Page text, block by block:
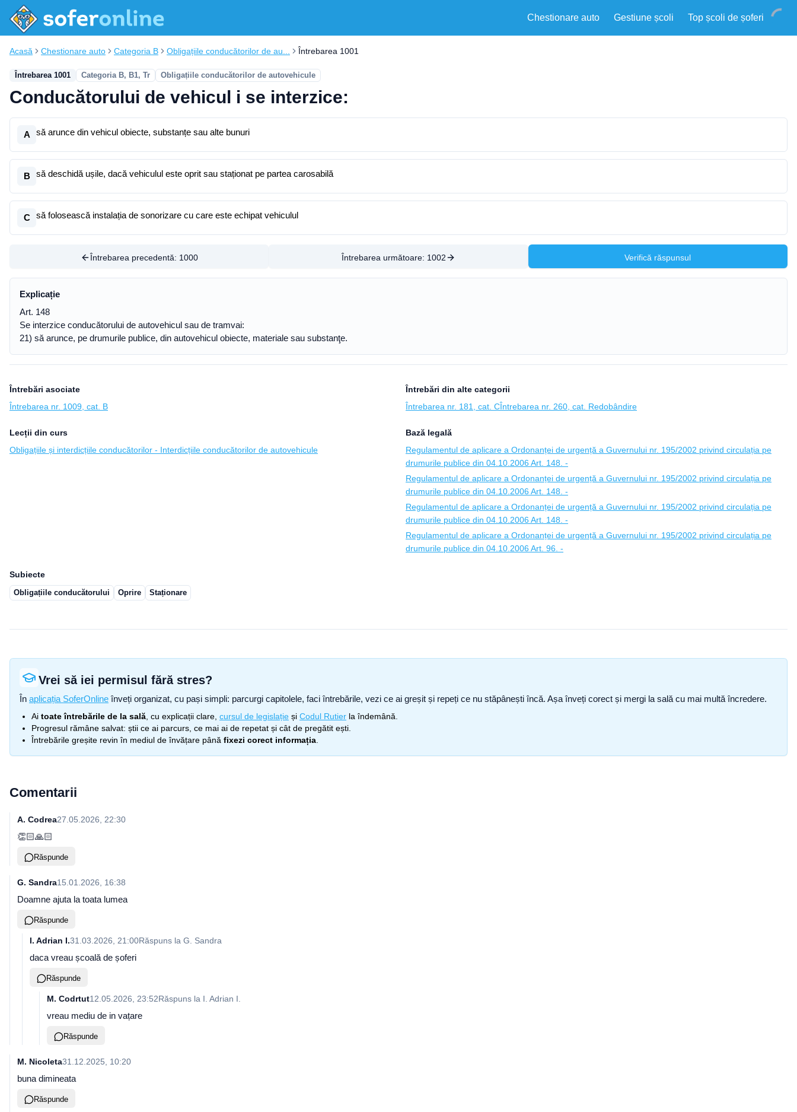
Chestionare auto Gestiune școli Top școli de șoferi
Acasă Chestionare auto Categoria B Obligațiile conducătorilor de au... Întrebarea 1001
Întrebarea 1001 Categoria B, B1, Tr Obligațiile conducătorilor de autovehicule
Conducătorului de vehicul i se interzice:
A să arunce din vehicul obiecte, substanțe sau alte bunuri
B să deschidă ușile, dacă vehiculul este oprit sau staționat pe partea carosabilă
C să folosească instalația de sonorizare cu care este echipat vehiculul
Întrebarea precedentă: 1000 Întrebarea următoare: 1002 Verifică răspunsul
Explicație
Art. 148
Se interzice conducătorului de autovehicul sau de tramvai:
21) să arunce, pe drumurile publice, din autovehicul obiecte, materiale sau substanţe.
Întrebări asociate
Întrebarea nr. 1009, cat. B
Întrebări din alte categorii
Întrebarea nr. 181, cat. CÎntrebarea nr. 260, cat. Redobândire
Lecții din curs
Obligațiile și interdicțiile conducătorilor - Interdicțiile conducătorilor de autovehicule
Bază legală
Regulamentul de aplicare a Ordonanței de urgență a Guvernului nr. 195/2002 privind circulația pe
drumurile publice din 04.10.2006 Art. 148. -
Regulamentul de aplicare a Ordonanței de urgență a Guvernului nr. 195/2002 privind circulația pe
drumurile publice din 04.10.2006 Art. 148. -
Regulamentul de aplicare a Ordonanței de urgență a Guvernului nr. 195/2002 privind circulația pe
drumurile publice din 04.10.2006 Art. 148. -
Regulamentul de aplicare a Ordonanței de urgență a Guvernului nr. 195/2002 privind circulația pe
drumurile publice din 04.10.2006 Art. 96. -
Subiecte
Obligațiile conducătorului Oprire Staționare
Vrei să iei permisul fără stres?
În aplicația SoferOnline înveți organizat, cu pași simpli: parcurgi capitolele, faci întrebările, vezi ce ai greșit și repeți ce nu stăpânești încă. Așa înveți corect și mergi la sală cu mai multă încredere.
Ai toate întrebările de la sală , cu explicații clare, cursul de legislație și Codul Rutier la îndemână.
Progresul rămâne salvat: știi ce ai parcurs, ce mai ai de repetat și cât de pregătit ești.
Întrebările greșite revin în mediul de învățare până fixezi corect informația
Comentarii
A. Codrea27.05.2026, 22:30
👏🏻🙏🏻
Răspunde
G. Sandra15.01.2026, 16:38
Doamne ajuta la toata lumea
Răspunde
I. Adrian I.31.03.2026, 21:00Răspuns la G. Sandra
daca vreau școală de șoferi
Răspunde
M. Codrtut12.05.2026, 23:52Răspuns la I. Adrian I.
vreau mediu de in vațare
Răspunde
M. Nicoleta31.12.2025, 10:20
buna dimineata
Răspunde